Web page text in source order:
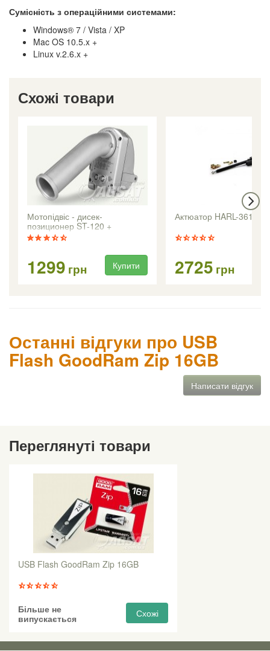
Сумісність з операційними системами:
Windows® 7 / Vista / XP
Mac OS 10.5.x +
Linux v.2.6.x +
Схожі товари
Мотопідвіс - дисек-
позиционер ST-120 +
1299 грн Купити
Актюатор HARL-3618 +
2725 грн
Останні відгуки про USB
Flash GoodRam Zip 16GB
Написати відгук
Переглянуті товари
USB Flash GoodRam Zip 16GB
Більше не
випускається
Схожі